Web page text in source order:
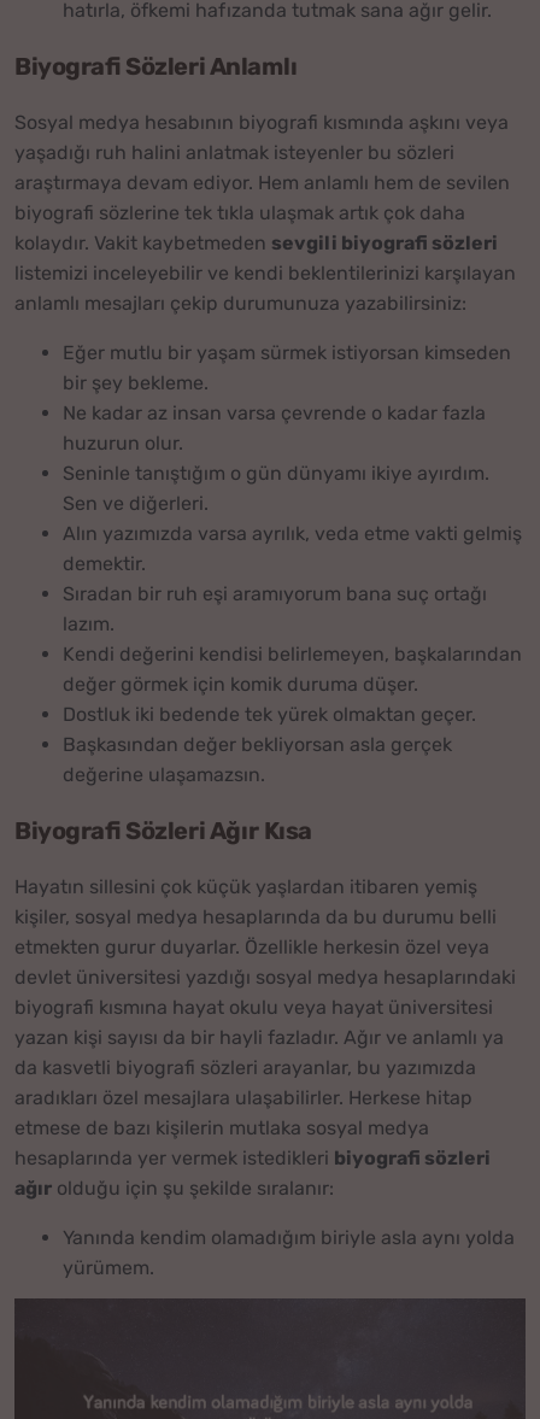
hatırla, öfkemi hafızanda tutmak sana ağır gelir.
Biyografi Sözleri Anlamlı
Sosyal medya hesabının biyografi kısmında aşkını veya
yaşadığı ruh halini anlatmak isteyenler bu sözleri
araştırmaya devam ediyor. Hem anlamlı hem de sevilen
biyografi sözlerine tek tıkla ulaşmak artık çok daha
kolaydır. Vakit kaybetmeden sevgili biyografi sözleri
listemizi inceleyebilir ve kendi beklentilerinizi karşılayan
anlamlı mesajları çekip durumunuza yazabilirsiniz:
Eğer mutlu bir yaşam sürmek istiyorsan kimseden
bir şey bekleme.
Ne kadar az insan varsa çevrende o kadar fazla
huzurun olur.
Seninle tanıştığım o gün dünyamı ikiye ayırdım.
Sen ve diğerleri.
Alın yazımızda varsa ayrılık, veda etme vakti gelmiş
demektir.
Sıradan bir ruh eşi aramıyorum bana suç ortağı
lazım.
Kendi değerini kendisi belirlemeyen, başkalarından
değer görmek için komik duruma düşer.
Dostluk iki bedende tek yürek olmaktan geçer.
Başkasından değer bekliyorsan asla gerçek
değerine ulaşamazsın.
Biyografi Sözleri Ağır Kısa
Hayatın sillesini çok küçük yaşlardan itibaren yemiş
kişiler, sosyal medya hesaplarında da bu durumu belli
etmekten gurur duyarlar. Özellikle herkesin özel veya
devlet üniversitesi yazdığı sosyal medya hesaplarındaki
biyografi kısmına hayat okulu veya hayat üniversitesi
yazan kişi sayısı da bir hayli fazladır. Ağır ve anlamlı ya
da kasvetli biyografi sözleri arayanlar, bu yazımızda
aradıkları özel mesajlara ulaşabilirler. Herkese hitap
etmese de bazı kişilerin mutlaka sosyal medya
hesaplarında yer vermek istedikleri biyografi sözleri
ağır olduğu için şu şekilde sıralanır:
Yanında kendim olamadığım biriyle asla aynı yolda
yürümem.